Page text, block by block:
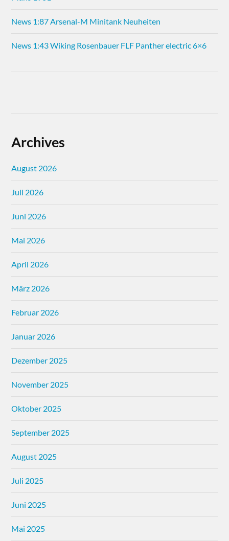
News 1:87 Arsenal-M Minitank Neuheiten
News 1:43 Wiking Rosenbauer FLF Panther electric 6×6
Archives
August 2026
Juli 2026
Juni 2026
Mai 2026
April 2026
März 2026
Februar 2026
Januar 2026
Dezember 2025
November 2025
Oktober 2025
September 2025
August 2025
Juli 2025
Juni 2025
Mai 2025